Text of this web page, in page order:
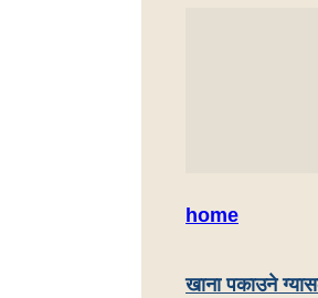
home
खाना पकाउने